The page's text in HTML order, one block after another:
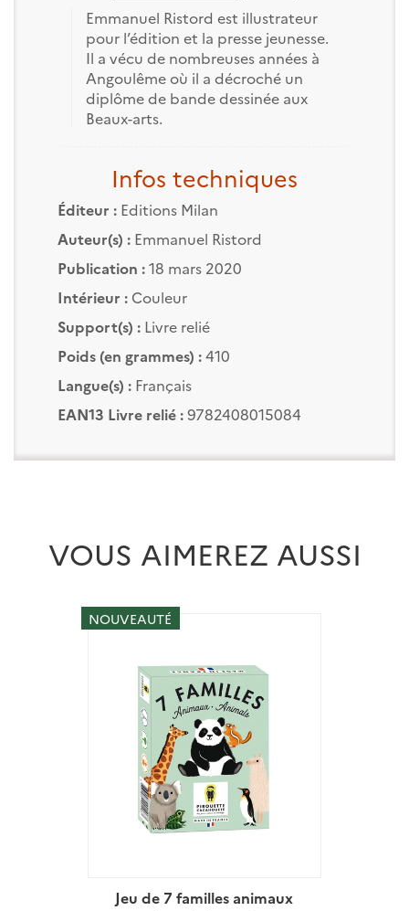
Emmanuel Ristord est illustrateur
pour l’édition et la presse jeunesse.
Il a vécu de nombreuses années à
Angoulême où il a décroché un
diplôme de bande dessinée aux
Beaux-arts.
Infos techniques
Éditeur : Editions Milan
Auteur(s) : Emmanuel Ristord
Publication :18 mars 2020
Intérieur :Couleur
Support(s) :Livre relié
Poids (en grammes) :410
Langue(s) :Français
EAN13 Livre relié :9782408015084
VOUS AIMEREZ AUSSI
NOUVEAUTÉ
Jeu de 7 familles animaux